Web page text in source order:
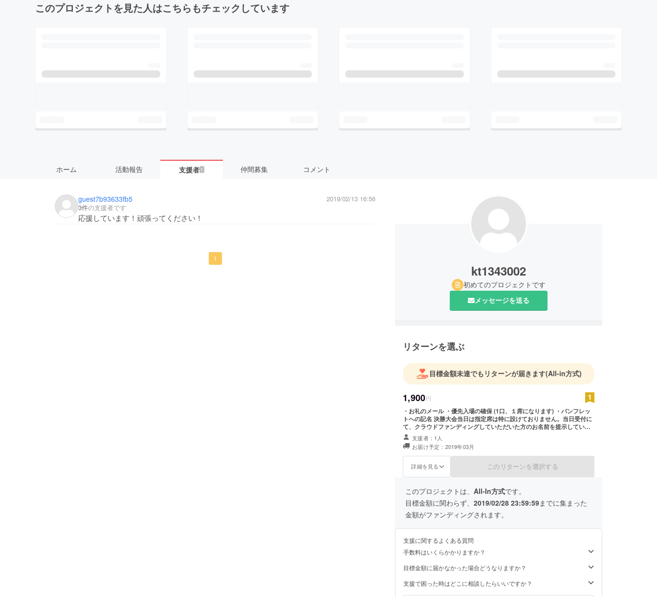
このプロジェクトを見た人はこちらもチェックしています
ホーム 活動報告 支援者 1 仲間募集 コメント
guest7b93633fb5
2019/02/13 16:56
3件の支援者です
応援しています！頑張ってください！
1
kt1343002
初めてのプロジェクトです
メッセージを送る
リターンを選ぶ
目標金額未達でもリターンが届きます(All-in方式)
1,900円
・お礼のメール ・優先入場の確保 (1口、１席になります) ・パンフレッ
トへの記名 決勝大会当日は指定席は特に設けておりません。当日受付に
て、クラウドファンディングしていただいた方のお名前を提示していた
だき、手首にバンド（リボン）をしていただければ、当日開場時間前に
優先してご入場し着席していただく事が可能です。 ※注意 〇決勝大会は
開催決定ですので、目標金額に達しなくてもリターンは受け取る事がで
きます。 〇優先入場につきましては、27日のバトルイベントが50、28
日のコンテスト決勝が 20となります。 〇リターンはお礼のメール、優先
ユーザー名を掲載いたします。ご了承ください。）
支援者：1人
お届け予定：2019年03月
詳細を見る このリターンを選択する
このプロジェクトは、 All-In方式です。
目標金額に関わらず、 2019/02/28 23:59:59までに集まった
金額がファンディングされます。
支援に関するよくある質問
手数料はいくらかかりますか？
目標金額に届かなかった場合どうなりますか？
支援で困った時はどこに相談したらいいですか？